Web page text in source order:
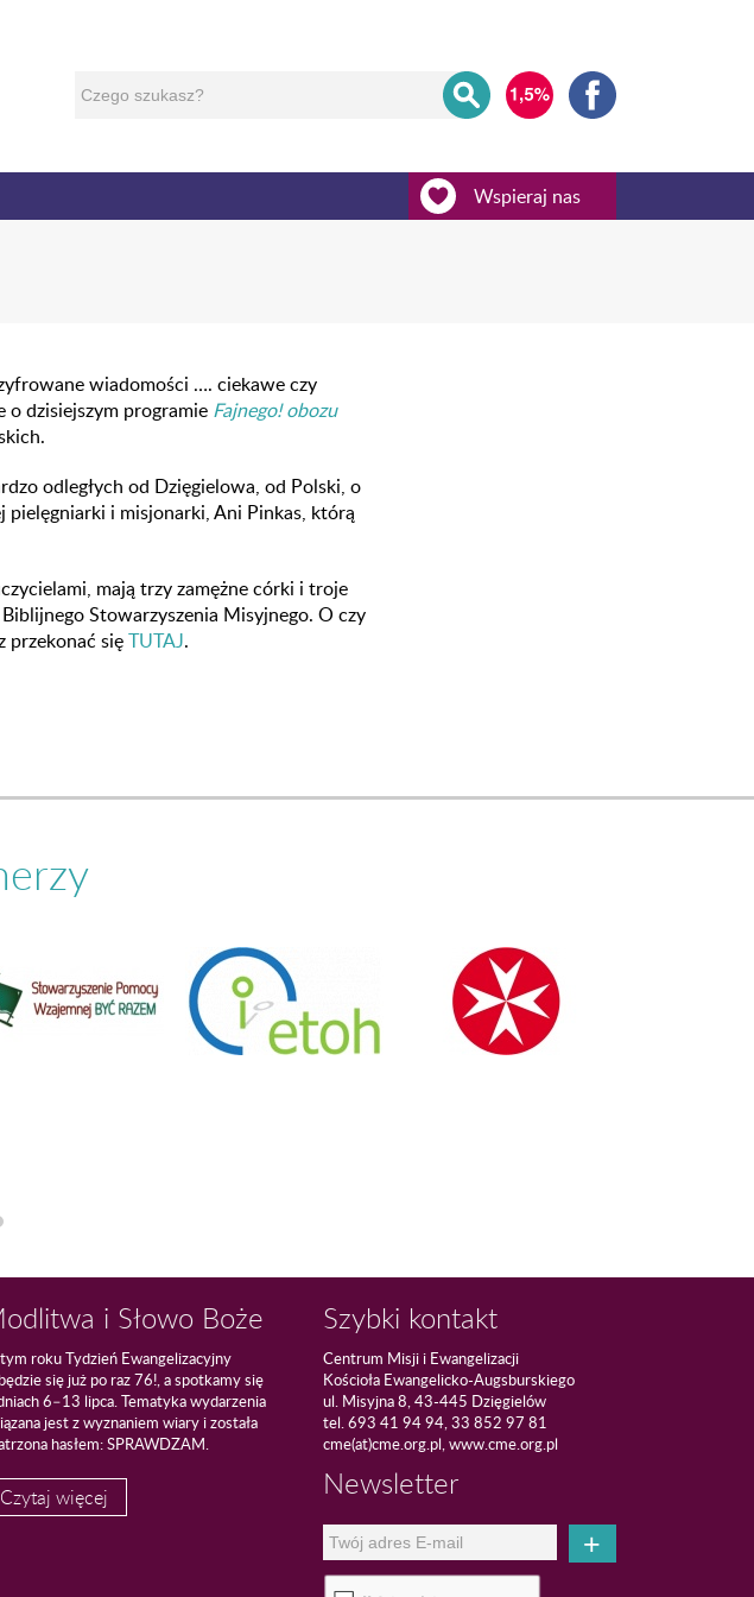
Wspieraj nas
wiadomości …. ciekawe czy
dzisiejszym programie Fajnego! obozu
odległych od Dzięgielowa, od Polski, o
pielęgniarki i misjonarki, Ani Pinkas, którą
mają trzy zamężne córki i troje
Stowarzyszenia Misyjnego. O czy
przekonać sięTUTAJ.
i Słowo Boże
roku Tydzień Ewangelizacyjny
się już po raz 76!, a spotkamy się
6–13 lipca. Tematyka wydarzenia
jest z wyznaniem wiary i została
hasłem: SPRAWDZAM.
Czytaj więcej
Szybki kontakt
Centrum Misji i Ewangelizacji
Kościoła Ewangelicko-Augsburskiego
ul. Misyjna 8, 43-445 Dzięgielów
tel. 693 41 94 94, 33 852 97 81
cme(at)cme.org.pl, www.cme.org.pl
Newsletter
+